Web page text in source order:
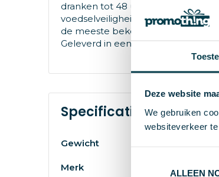
Deze website
We gebruiken
websiteverkeer
ALLEEN
dranken tot 48 uur koud of tot 12
voedselveiligheidswetgeving
de meeste bekerhouders past, is
Geleverd in een gerecycled
Specificaties
Gewicht
Merk